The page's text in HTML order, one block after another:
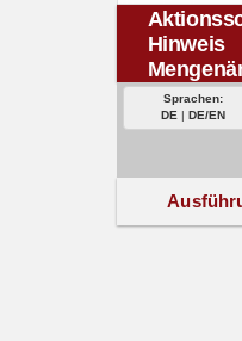
Hinweis
Sprachen:
DE | DE/EN